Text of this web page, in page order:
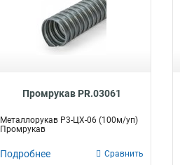
Промрукав PR.03061
Металлорукав Р3-ЦХ-06 (100м/уп)
Промрукав
Подробнее Сравнить